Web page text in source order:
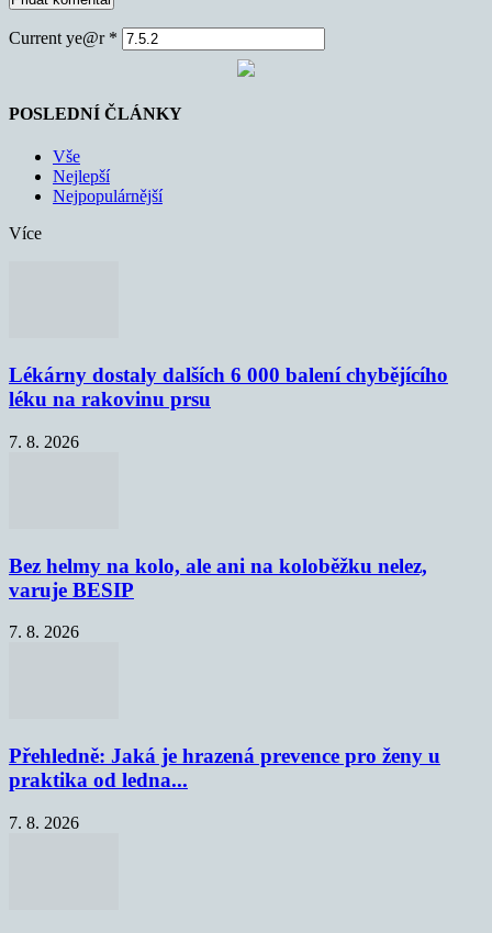
Current ye@r *
POSLEDNÍ ČLÁNKY
Vše
Nejlepší
Nejpopulárnější
Více
Lékárny dostaly dalších 6 000 balení chybějícího
léku na rakovinu prsu
7. 8. 2026
Bez helmy na kolo, ale ani na koloběžku nelez,
varuje BESIP
7. 8. 2026
Přehledně: Jaká je hrazená prevence pro ženy u
praktika od ledna...
7. 8. 2026